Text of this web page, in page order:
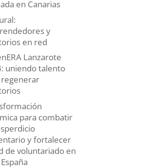
en Canarias
y
en red
Lanzarote
uniendo talento
para combatir
y fortalecer
de voluntariado en